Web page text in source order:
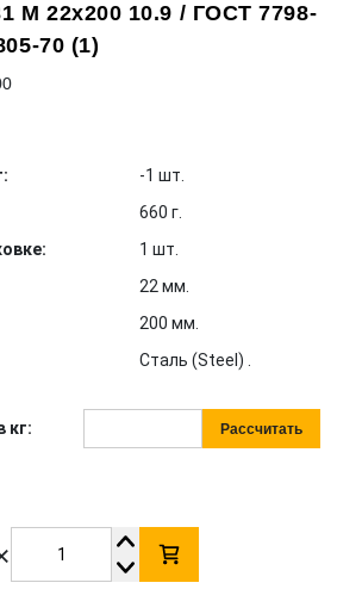
M 22x200 10.9 / ГОСТ 7798-
70 (1)
-1 шт.
660 г.
1 шт.
22 мм.
200 мм.
Сталь (Steel) .
кг: Рассчитать